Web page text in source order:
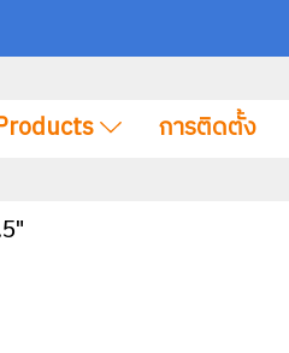
การติดตั้ง